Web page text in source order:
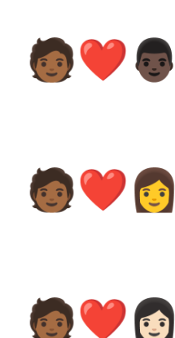
🧑🏾‍❤️‍👨🏿
🧑🏾‍❤️‍👩
🧑🏾‍❤️‍👩🏻